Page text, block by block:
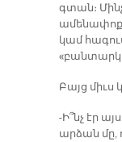
գտան։
կամ
Բայց միւս
-Ի՞նչ էր
արձան մը,